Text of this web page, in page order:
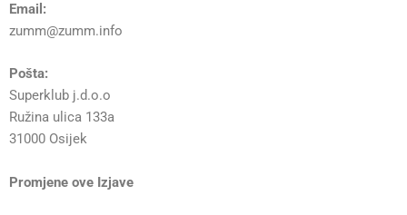
Email:
zumm@zumm.info
Pošta:
Superklub j.d.o.o
Ružina ulica 133a
31000 Osijek
Promjene ove Izjave